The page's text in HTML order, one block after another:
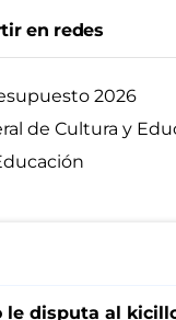
en redes
2026
de Cultura y
le disputa al